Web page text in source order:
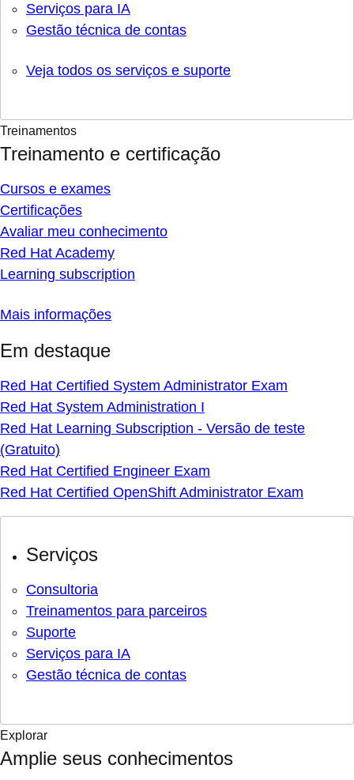
Serviços para IA
Gestão técnica de contas
Veja todos os serviços e suporte
Treinamentos
Treinamento e certificação
Cursos e exames
Certificações
Avaliar meu conhecimento
Red Hat Academy
Learning subscription
Mais informações
Em destaque
Red Hat Certified System Administrator Exam
Red Hat System Administration I
Red Hat Learning Subscription - Versão de teste
(Gratuito)
Red Hat Certified Engineer Exam
Red Hat Certified OpenShift Administrator Exam
Serviços
Consultoria
Treinamentos para parceiros
Suporte
Serviços para IA
Gestão técnica de contas
Explorar
Amplie seus conhecimentos